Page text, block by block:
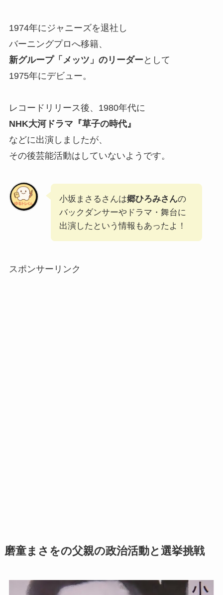
1974年にジャニーズを退社し
バーニングプロへ移籍、
新グループ「メッツ」のリーダー として
1975年にデビュー。
レコードリリース後、1980年代に
NHK大河ドラマ『草子の時代』
などに出演しましたが、
その後芸能活動はしていないようです。
小坂まさるさんは郷ひろみさんの
バックダンサーやドラマ・舞台に
出演したという情報もあったよ！
スポンサーリンク
磨童まさをの父親の政治活動と選挙挑戦